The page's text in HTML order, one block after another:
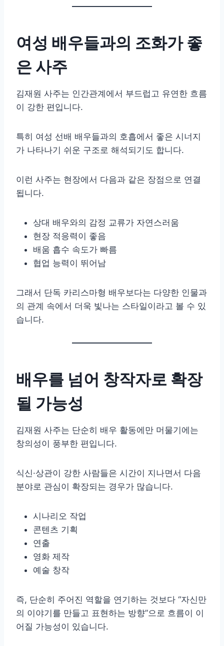
여성 배우들과의 조화가 좋
은 사주
김재원 사주는 인간관계에서 부드럽고 유연한 흐름
이 강한 편입니다.
특히 여성 선배 배우들과의 호흡에서 좋은 시너지
가 나타나기 쉬운 구조로 해석되기도 합니다.
이런 사주는 현장에서 다음과 같은 장점으로 연결
됩니다.
상대 배우와의 감정 교류가 자연스러움
현장 적응력이 좋음
배움 흡수 속도가 빠름
협업 능력이 뛰어남
그래서 단독 카리스마형 배우보다는 다양한 인물과
의 관계 속에서 더욱 빛나는 스타일이라고 볼 수 있
습니다.
배우를 넘어 창작자로 확장
될 가능성
김재원 사주는 단순히 배우 활동에만 머물기에는
창의성이 풍부한 편입니다.
식신·상관이 강한 사람들은 시간이 지나면서 다음
분야로 관심이 확장되는 경우가 많습니다.
시나리오 작업
콘텐츠 기획
연출
영화 제작
예술 창작
즉, 단순히 주어진 역할을 연기하는 것보다 “자신만
의 이야기를 만들고 표현하는 방향”으로 흐름이 이
어질 가능성이 있습니다.